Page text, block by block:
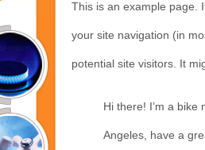
This is an example page.
your site navigation (in
potential site visitors. It
Hi there! I’m a
Angeles, have a